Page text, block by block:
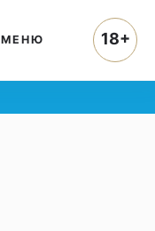
МЕНЮ 18+